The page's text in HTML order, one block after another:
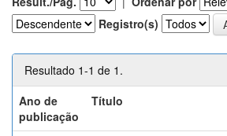
Registro(s)
Resultado 1-1 de 1.
Ano de
publicação
Título